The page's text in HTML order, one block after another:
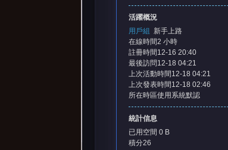
活躍概況
用戶組
新手上路
在線時間2 小時
註冊時間 12-16 20:40
最後訪問12-18 04:21
上次活動時間 12-18 04:21
上次發表時間 12-18 02:46
所在時區使用系統默認
統計信息
已用空間 0 B
積分26